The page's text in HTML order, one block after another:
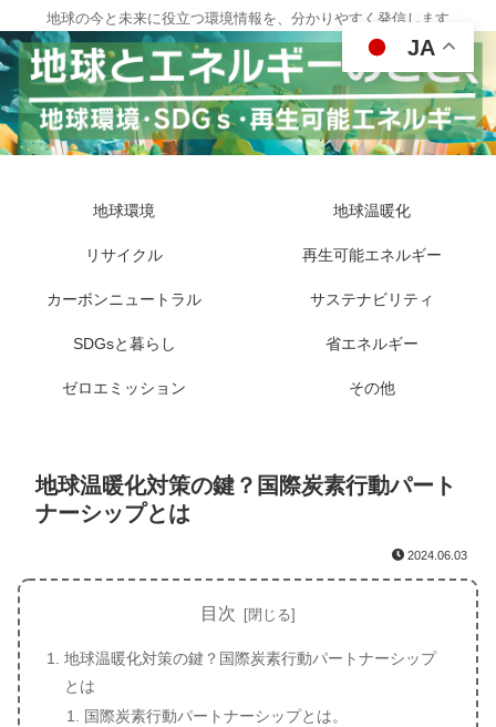
地球の今と未来に役立つ環境情報を、分かりやすく発信します
地球環境 地球温暖化
リサイクル 再生可能エネルギー
カーボンニュートラル サステナビリティ
SDGsと暮らし 省エネルギー
ゼロエミッション その他
地球温暖化対策の鍵？国際炭素行動パート
ナーシップとは
2024.06.03
目次
地球温暖化対策の鍵？国際炭素行動パートナーシップ
とは
国際炭素行動パートナーシップとは。
JA